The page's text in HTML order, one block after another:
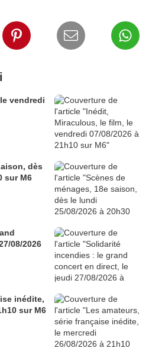
vendredi
dès
sur M6
08/2026
inédite,
sur M6